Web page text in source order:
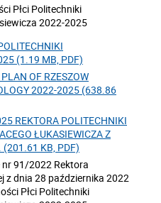
Płci Politechniki
2022-2025
(1.19 MB, PDF)
OF RZESZOW
2022-2025 (638.86
REKTORA POLITECHNIKI
ŁUKASIEWICZA Z
(201.61 KB, PDF)
91/2022 Rektora
z dnia 28 października 2022
Płci Politechniki